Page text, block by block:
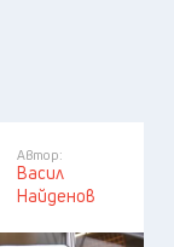
Автор:
Васил
Найденов